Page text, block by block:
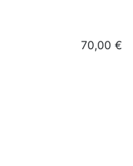
70,00 €